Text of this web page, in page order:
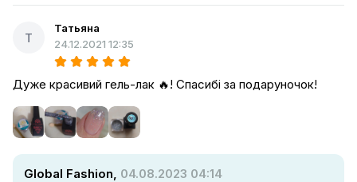
Т
Татьяна
24.12.2021 12:35
Дуже красивий гель-лак 🔥! Спасибі за подаруночок!
Global Fashion, 04.08.2023 04:14